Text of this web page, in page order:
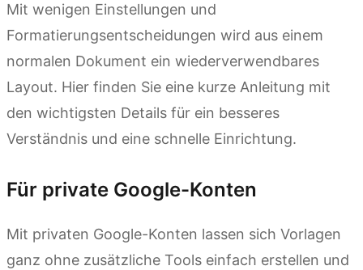
Mit wenigen Einstellungen und
Formatierungsentscheidungen wird aus einem
normalen Dokument ein wiederverwendbares
Layout. Hier finden Sie eine kurze Anleitung mit
den wichtigsten Details für ein besseres
Verständnis und eine schnelle Einrichtung.
Für private Google-Konten
Mit privaten Google-Konten lassen sich Vorlagen
ganz ohne zusätzliche Tools einfach erstellen und